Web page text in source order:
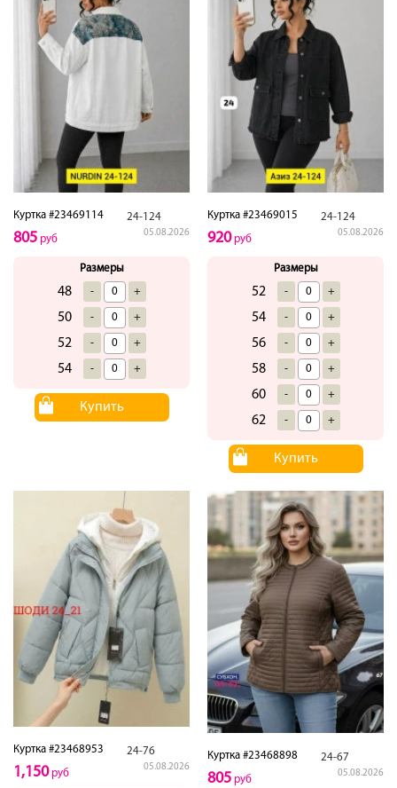
Куртка #23469114 24-124
05.08.2026
805 руб
Размеры
48 - +
50 - +
52 - +
54 - +
Купить
Куртка #23469015 24-124
05.08.2026
920руб
Размеры
52 - +
54 - +
56 - +
58 - +
60 - +
62 - +
Купить
Куртка #23468953 24-76
05.08.2026
1,150руб
Куртка #23468898 24-67
05.08.2026
805 руб